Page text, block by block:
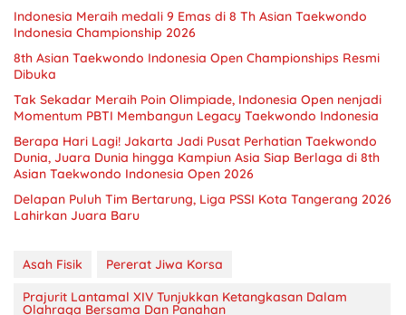
Indonesia Meraih medali 9 Emas di 8 Th Asian Taekwondo
Indonesia Championship 2026
8th Asian Taekwondo Indonesia Open Championships Resmi
Dibuka
Tak Sekadar Meraih Poin Olimpiade, Indonesia Open nenjadi
Momentum PBTI Membangun Legacy Taekwondo Indonesia
Berapa Hari Lagi! Jakarta Jadi Pusat Perhatian Taekwondo
Dunia, Juara Dunia hingga Kampiun Asia Siap Berlaga di 8th
Asian Taekwondo Indonesia Open 2026
Delapan Puluh Tim Bertarung, Liga PSSI Kota Tangerang 2026
Lahirkan Juara Baru
Asah Fisik
Pererat Jiwa Korsa
Prajurit Lantamal XIV Tunjukkan Ketangkasan Dalam
Olahraga Bersama Dan Panahan